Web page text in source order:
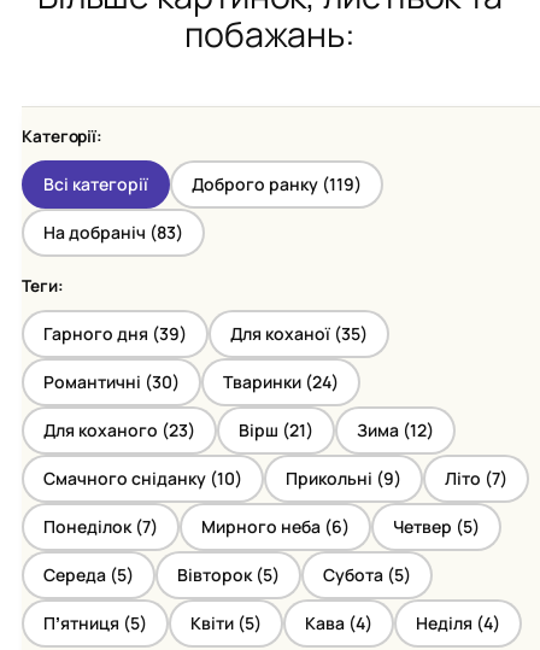
побажань:
Категорії:
Всі категорії Доброго ранку (119)
На добраніч (83)
Теги:
Гарного дня (39) Для коханої (35)
Романтичні (30) Тваринки (24)
Для коханого (23) Вірш (21) Зима (12)
Смачного сніданку (10) Прикольні (9) Літо (7)
Понеділок (7) Мирного неба (6) Четвер (5)
Середа (5) Вівторок (5) Субота (5)
Пʼятниця (5) Квіти (5) Кава (4) Неділя (4)